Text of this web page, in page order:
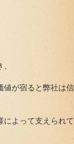
値が宿ると弊社は信
よって支えられて